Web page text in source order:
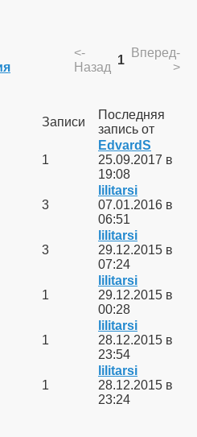
<-
Назад
1
Вперед-
>
Записи
Последняя
запись от
1
EdvardS
25.09.2017 в
19:08
3
lilitarsi
07.01.2016 в
06:51
3
lilitarsi
29.12.2015 в
07:24
1
lilitarsi
29.12.2015 в
00:28
1
lilitarsi
28.12.2015 в
23:54
1
lilitarsi
28.12.2015 в
23:24